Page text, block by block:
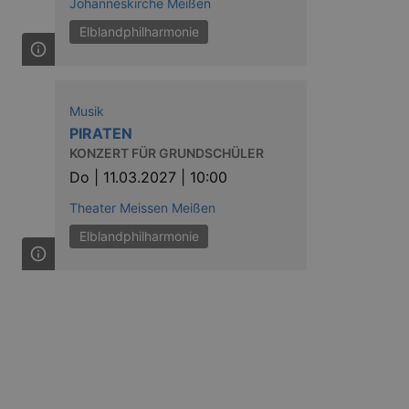
Elblandphilharmonie
Musik
PIRATEN
KONZERT FÜR GRUNDSCHÜLER
Do | 11.03.2027 | 10:00
Theater Meissen Meißen
Elblandphilharmonie
Ihren account. Ohne diese
visitor cookie consent
to work properly.
Cross-Site Request Forgery
Analytics - which is a